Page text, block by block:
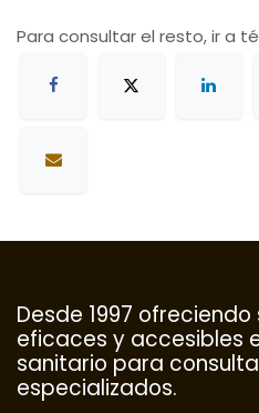
Para consultar el resto, ir a
Desde 1997
eficaces y accesibles
sanitario para
especializados.